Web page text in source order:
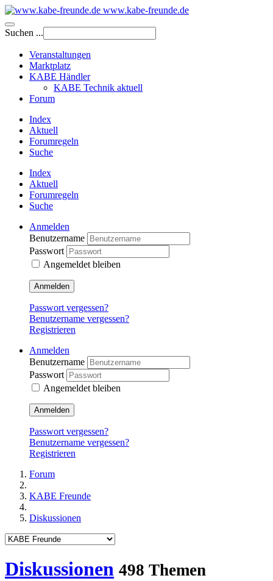
www.kabe-freunde.de
Suchen ...
Veranstaltungen
Marktplatz
KABE Händler
KABE Technik aktuell
Forum
Index
Aktuell
Forumregeln
Suche
Index
Aktuell
Forumregeln
Suche
Anmelden
Benutzername
Passwort
Angemeldet bleiben
Anmelden
Passwort vergessen?
Benutzername vergessen?
Registrieren
Anmelden
Benutzername
Passwort
Angemeldet bleiben
Anmelden
Passwort vergessen?
Benutzername vergessen?
Registrieren
Forum
KABE Freunde
Diskussionen
Diskussionen 498 Themen